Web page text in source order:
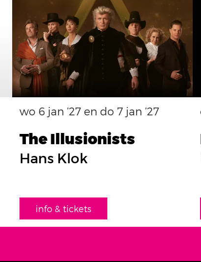
The Illusionists
Hans Klok
wo 6 jan ’27 en do 7 jan ’27
info & tickets